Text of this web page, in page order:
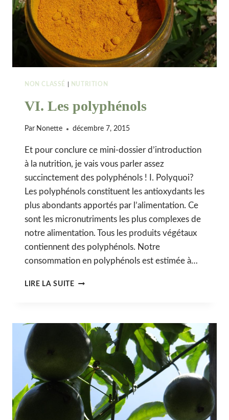
NON CLASSÉ NUTRITION
VI. Les polyphénols
Par Nonette décembre 7, 2015
Et pour conclure ce mini-dossier d’introduction
à la nutrition, je vais vous parler assez
succinctement des polyphénols ! I. Polyquoi?
Les polyphénols constituent les antioxydants les
plus abondants apportés par l’alimentation. Ce
sont les micronutriments les plus complexes de
notre alimentation. Tous les produits végétaux
contiennent des polyphénols. Notre
consommation en polyphénols est estimée à…
LIRE LA SUITEVI.